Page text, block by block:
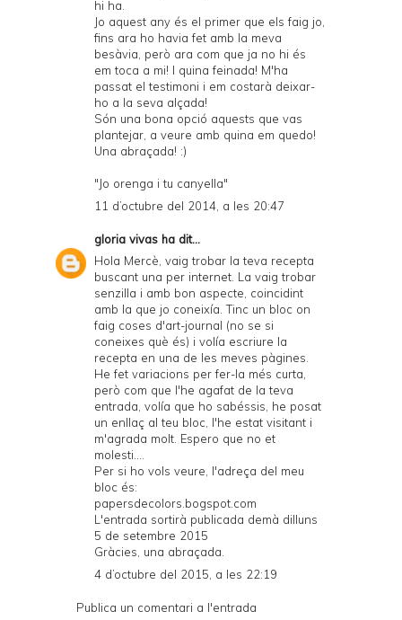
hi ha.
Jo aquest any és el primer que els faig jo,
fins ara ho havia fet amb la meva
besàvia, però ara com que ja no hi és
em toca a mi! I quina feinada! M'ha
passat el testimoni i em costarà deixar-
ho a la seva alçada!
Són una bona opció aquests que vas
plantejar, a veure amb quina em quedo!
Una abraçada! :)
"Jo orenga i tu canyella"
11 d’octubre del 2014, a les 20:47
gloria vivas ha dit...
Hola Mercè, vaig trobar la teva recepta
buscant una per internet. La vaig trobar
senzilla i amb bon aspecte, coincidint
amb la que jo coneixía. Tinc un bloc on
faig coses d'art-journal (no se si
coneixes què és) i volía escriure la
recepta en una de les meves pàgines.
He fet variacions per fer-la més curta,
però com que l'he agafat de la teva
entrada, volía que ho sabéssis, he posat
un enllaç al teu bloc, l'he estat visitant i
m'agrada molt. Espero que no et
molesti....
Per si ho vols veure, l'adreça del meu
bloc és:
papersdecolors.bogspot.com
L'entrada sortirà publicada demà dilluns
5 de setembre 2015
Gràcies, una abraçada.
4 d’octubre del 2015, a les 22:19
Publica un comentari a l'entrada